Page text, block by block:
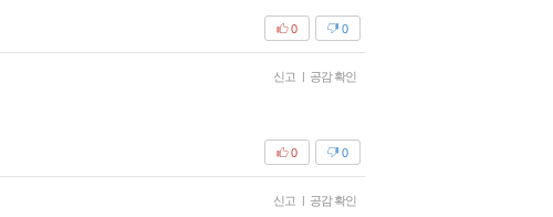
0
0
신고 | 공감 확인
0
0
신고 | 공감 확인